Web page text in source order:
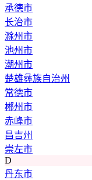
承德市
长治市
滁州市
池州市
潮州市
楚雄彝族自治州
常德市
郴州市
赤峰市
昌吉州
崇左市
D
丹东市